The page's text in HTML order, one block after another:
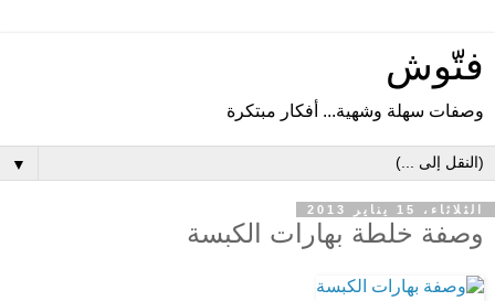
فتّوش
وصفات سهلة وشهية... أفكار مبتكرة
▼
الثلاثاء، 15 يناير 2013
وصفة خلطة بهارات الكبسة